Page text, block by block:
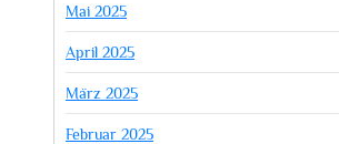
Mai 2025
April 2025
März 2025
Februar 2025